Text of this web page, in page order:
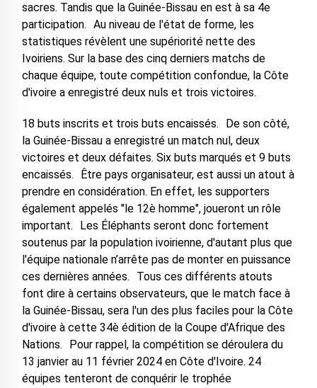
sacres. Tandis que la Guinée-Bissau en est à sa 4e
participation. Au niveau de l'état de forme, les
statistiques révèlent une supériorité nette des
Ivoiriens. Sur la base des cinq derniers matchs de
chaque équipe, toute compétition confondue, la Côte
d'ivoire a enregistré deux nuls et trois victoires.
18 buts inscrits et trois buts encaissés. De son côté,
la Guinée-Bissau a enregistré un match nul, deux
victoires et deux défaites. Six buts marqués et 9 buts
encaissés. Être pays organisateur, est aussi un atout à
prendre en considération. En effet, les supporters
également appelés "le 12è homme", joueront un rôle
important. Les Éléphants seront donc fortement
soutenus par la population ivoirienne, d'autant plus que
l'équipe nationale n’arrête pas de monter en puissance
ces dernières années. Tous ces différents atouts
font dire à certains observateurs, que le match face à
la Guinée-Bissau, sera l'un des plus faciles pour la Côte
d'ivoire à cette 34è édition de la Coupe d'Afrique des
Nations. Pour rappel, la compétition se déroulera du
13 janvier au 11 février 2024 en Côte d'Ivoire. 24
équipes tenteront de conquérir le trophée